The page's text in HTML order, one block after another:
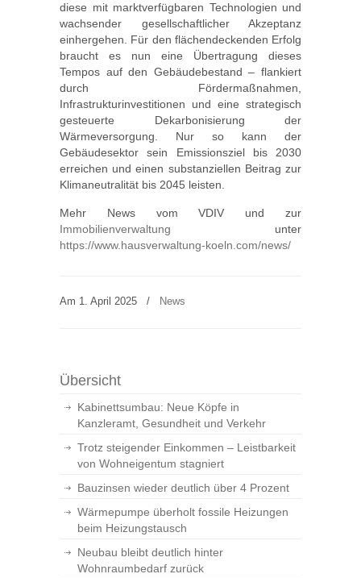
diese mit marktverfügbaren Technologien und
wachsender gesellschaftlicher Akzeptanz
einhergehen. Für den flächendeckenden Erfolg
braucht es nun eine Übertragung dieses
Tempos auf den Gebäudebestand – flankiert
durch Fördermaßnahmen,
Infrastrukturinvestitionen und eine strategisch
gesteuerte Dekarbonisierung der
Wärmeversorgung. Nur so kann der
Gebäudesektor sein Emissionsziel bis 2030
erreichen und einen substanziellen Beitrag zur
Klimaneutralität bis 2045 leisten.
Mehr News vom VDIV und zur
Immobilienverwaltung unter
https://www.hausverwaltung-koeln.com/news/
Am 1. April 2025 / News
Übersicht
Kabinettsumbau: Neue Köpfe in
Kanzleramt, Gesundheit und Verkehr
Trotz steigender Einkommen – Leistbarkeit
von Wohneigentum stagniert
Bauzinsen wieder deutlich über 4 Prozent
Wärmepumpe überholt fossile Heizungen
beim Heizungstausch
Neubau bleibt deutlich hinter
Wohnraumbedarf zurück